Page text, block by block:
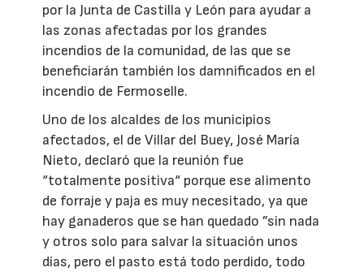
por la Junta de Castilla y León para ayudar a
las zonas afectadas por los grandes
incendios de la comunidad, de las que se
beneficiarán también los damnificados en el
incendio de Fermoselle.
Uno de los alcaldes de los municipios
afectados, el de Villar del Buey, José María
Nieto, declaró que la reunión fue
“totalmente positiva“ porque ese alimento
de forraje y paja es muy necesitado, ya que
hay ganaderos que se han quedado ”sin nada
y otros solo para salvar la situación unos
días, pero el pasto está todo perdido, todo